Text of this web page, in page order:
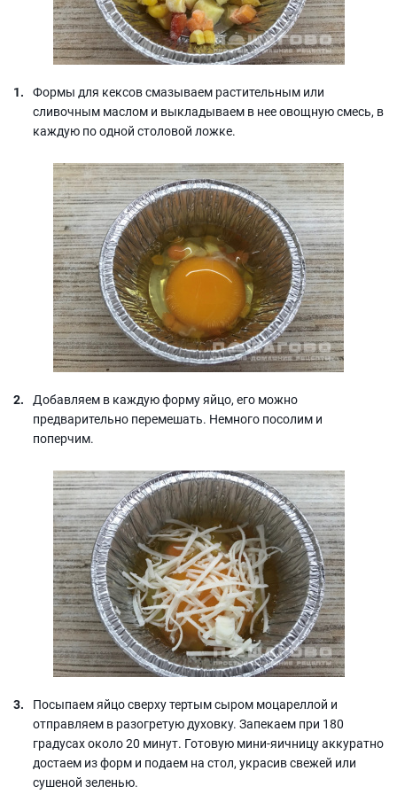
Формы для кексов смазываем растительным или
сливочным маслом и выкладываем в нее овощную смесь, в
каждую по одной столовой ложке.
Добавляем в каждую форму яйцо, его можно
предварительно перемешать. Немного посолим и
поперчим.
Посыпаем яйцо сверху тертым сыром моцареллой и
отправляем в разогретую духовку. Запекаем при 180
градусах около 20 минут. Готовую мини-яичницу аккуратно
достаем из форм и подаем на стол, украсив свежей или
сушеной зеленью.